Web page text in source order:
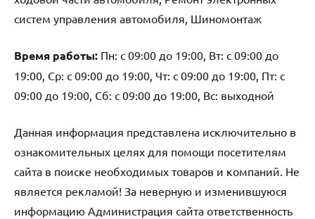
систем управления автомобиля, Шиномонтаж
Время работы: Пн: с 09:00 до 19:00, Вт: с 09:00 до
19:00, Ср: с 09:00 до 19:00, Чт: с 09:00 до 19:00, Пт: с
09:00 до 19:00, Сб: с 09:00 до 19:00, Вс: выходной
Данная информация представлена исключительно в
ознакомительных целях для помощи посетителям
сайта в поиске необходимых товаров и компаний. Не
является рекламой! За неверную и изменившуюся
информацию Администрация сайта ответственность